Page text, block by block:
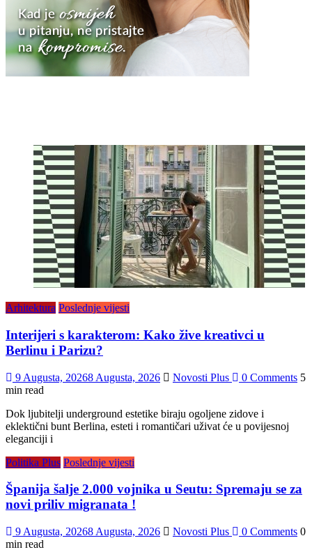
Arhitektura Poslednje vijesti
Interijeri s karakterom: Kako žive kreativci u
Berlinu i Parizu?
9 Augusta, 20268 Augusta, 2026 Novosti Plus 0 Comments 5
min read
Dok ljubitelji underground estetike biraju ogoljene zidove i
eklektični bunt Berlina, esteti i romantičari uživat će u povijesnoj
eleganciji i
Politika Plus Poslednje vijesti
Španija šalje 2.000 vojnika u Seutu: Spremaju se za
novi priliv migranata !
9 Augusta, 20268 Augusta, 2026 Novosti Plus 0 Comments 0
min read